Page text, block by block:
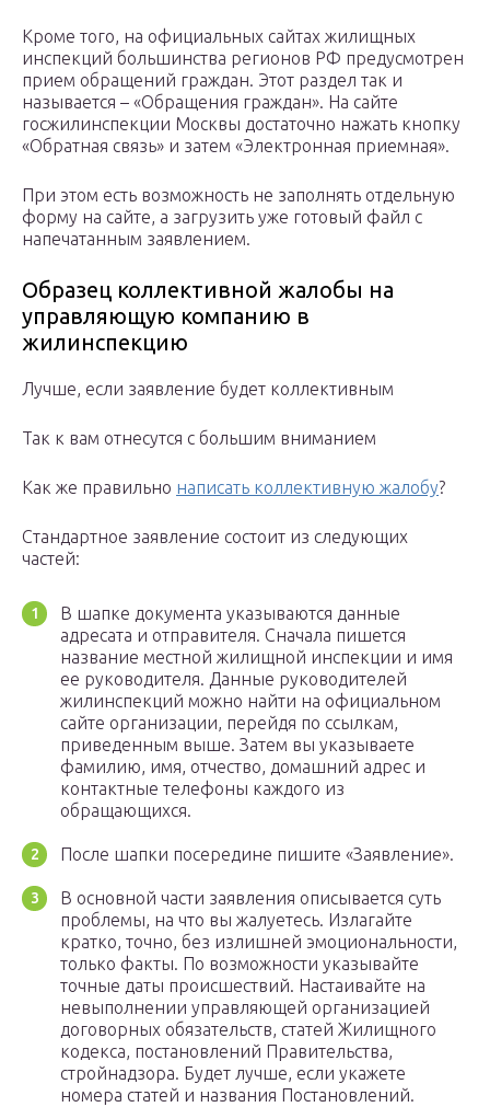
Кроме того, на официальных сайтах жилищных
инспекций большинства регионов РФ предусмотрен
прием обращений граждан. Этот раздел так и
называется – «Обращения граждан». На сайте
госжилинспекции Москвы достаточно нажать кнопку
«Обратная связь» и затем «Электронная приемная».
При этом есть возможность не заполнять отдельную
форму на сайте, а загрузить уже готовый файл с
напечатанным заявлением.
Образец коллективной жалобы на
управляющую компанию в
жилинспекцию
Лучше, если заявление будет коллективным
Так к вам отнесутся с большим вниманием
Как же правильно написать коллективную жалобу?
Стандартное заявление состоит из следующих
частей:
В шапке документа указываются данные
адресата и отправителя. Сначала пишется
название местной жилищной инспекции и имя
ее руководителя. Данные руководителей
жилинспекций можно найти на официальном
сайте организации, перейдя по ссылкам,
приведенным выше. Затем вы указываете
фамилию, имя, отчество, домашний адрес и
контактные телефоны каждого из
обращающихся.
После шапки посередине пишите «Заявление».
В основной части заявления описывается суть
проблемы, на что вы жалуетесь. Излагайте
кратко, точно, без излишней эмоциональности,
только факты. По возможности указывайте
точные даты происшествий. Настаивайте на
невыполнении управляющей организацией
договорных обязательств, статей Жилищного
кодекса, постановлений Правительства,
стройнадзора. Будет лучше, если укажете
номера статей и названия Постановлений.